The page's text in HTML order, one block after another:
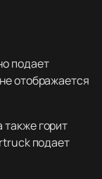
подает
отображается
также горит
подает